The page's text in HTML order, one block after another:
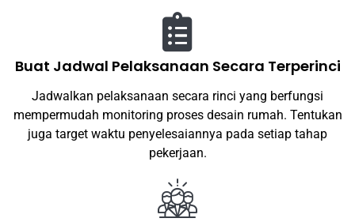
Buat Jadwal Pelaksanaan Secara Terperinci
Jadwalkan pelaksanaan secara rinci yang berfungsi
mempermudah monitoring proses desain rumah. Tentukan
juga target waktu penyelesaiannya pada setiap tahap
pekerjaan.